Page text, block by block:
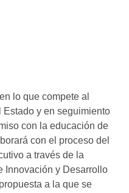
lo que compete al
Estado y en seguimiento
con la educación de
con el proceso del
a través de la
Innovación y Desarrollo
a la que se